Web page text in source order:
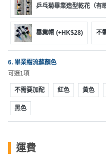
工
作
坊
戶
外
玩
樂
遊
艇
租
乒乓菊畢業造型乾花（有
畢業帽 (+HK$28) 不
6. 畢業帽流蘇顏色
可選1項
不需要加配 紅色 黃色
黑色
運費